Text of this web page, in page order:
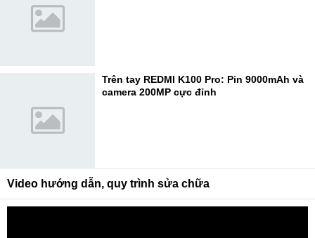
Trên tay REDMI K100 Pro: Pin 9000mAh và
camera 200MP cực đỉnh
Video hướng dẫn, quy trình sửa chữa